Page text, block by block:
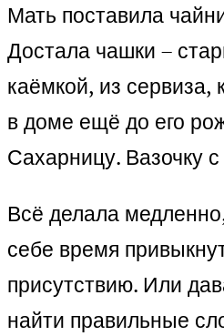
Мать поставила
Достала чашки –
каёмкой, из сервиза,
в доме ещё до его
Сахарницу. Вазочку
Всё делала
себе время
присутствию. Или
найти правильные